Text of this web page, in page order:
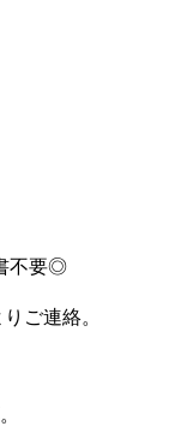
不要◎
ご連絡。